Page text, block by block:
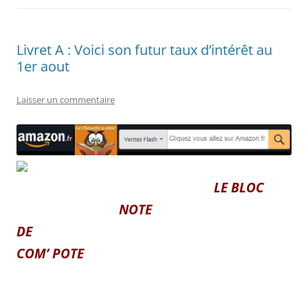
Livret A : Voici son futur taux d’intérêt au
1er aout
Laisser un commentaire
LE BLOC
NOTE
DE
COM’ POTE